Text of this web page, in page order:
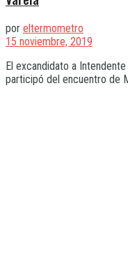
por eltermometro
15 noviembre, 2019
El excandidato a
participó del encuentro de